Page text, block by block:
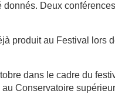
donnés. Deux
produit au Festival
dans le cadre du
Conservatoire